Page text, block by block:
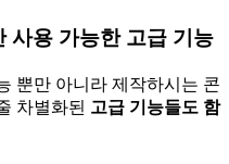
사용 가능한 고급 기능
뿐만 아니라 제작하시는 콘
차별화된 고급 기능들도 함